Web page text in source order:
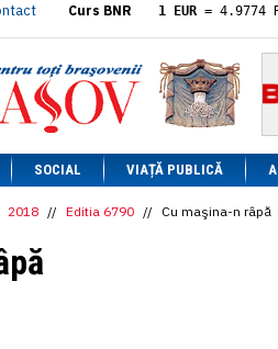
Curs BNR 1 EUR = 4.9774
= 5.8304
1 XAU= 464.4611
1 AED= 1.1933
1 AUD= 2.7957
1 BGN= 2.5449
1 CAD= 3.1559
1 CHF= 5.2813
1 CNY= 0.6015
SOCIAL VIAȚĂ PUBLICĂ
2018 // Editia 6790 // Cu maşina-n râpă